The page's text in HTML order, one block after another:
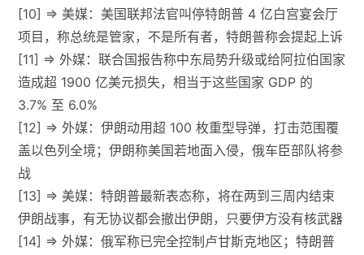
[10] => 美媒：美国联邦法官叫停特朗普 4 亿白宫宴会厅
项目，称总统是管家，不是所有者，特朗普称会提起上诉
[11] => 外媒：联合国报告称中东局势升级或给阿拉伯国家
造成超 1900 亿美元损失，相当于这些国家 GDP 的
3.7% 至 6.0%
[12] => 外媒：伊朗动用超 100 枚重型导弹，打击范围覆
盖以色列全境；伊朗称美国若地面入侵，俄车臣部队将参
战
[13] => 美媒：特朗普最新表态称，将在两到三周内结束
伊朗战事，有无协议都会撤出伊朗，只要伊方没有核武器
[14] => 外媒：俄军称已完全控制卢甘斯克地区；特朗普